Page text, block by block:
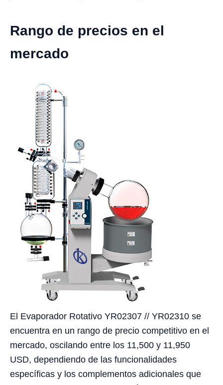
Rango de precios en el
mercado
El Evaporador Rotativo YR02307 // YR02310 se
encuentra en un rango de precio competitivo en el
mercado, oscilando entre los 11,500 y 11,950
USD, dependiendo de las funcionalidades
específicas y los complementos adicionales que